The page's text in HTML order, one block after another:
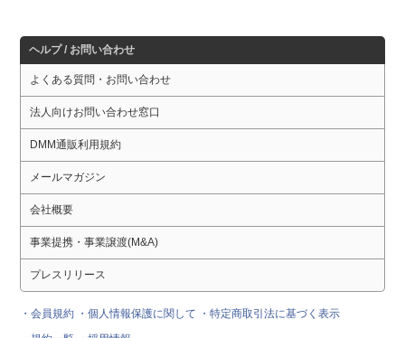
ヘルプ / お問い合わせ
よくある質問・お問い合わせ
法人向けお問い合わせ窓口
DMM通販利用規約
メールマガジン
会社概要
事業提携・事業譲渡(M&A)
プレスリリース
・会員規約 ・個人情報保護に関して
・特定商取引法に基づく表示